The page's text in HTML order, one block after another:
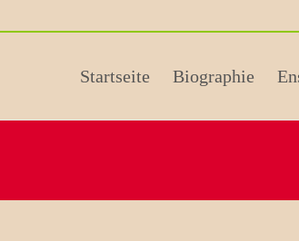
toStartseite Biographie